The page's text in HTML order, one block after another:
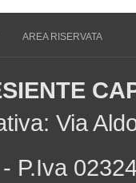
AREA RISERVATA
Via
P.Iva